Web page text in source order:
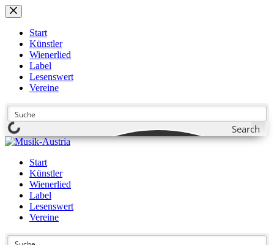
Zum
Inhalt
springenStart
Künstler
Wienerlied
Label
Lesenswert
Vereine
Search
Start
Künstler
Wienerlied
Label
Lesenswert
Vereine